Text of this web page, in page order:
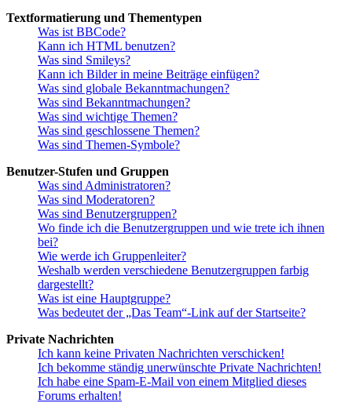
Textformatierung und Thementypen
Was ist BBCode?
Kann ich HTML benutzen?
Was sind Smileys?
Kann ich Bilder in meine Beiträge einfügen?
Was sind globale Bekanntmachungen?
Was sind Bekanntmachungen?
Was sind wichtige Themen?
Was sind geschlossene Themen?
Was sind Themen-Symbole?
Benutzer-Stufen und Gruppen
Was sind Administratoren?
Was sind Moderatoren?
Was sind Benutzergruppen?
Wo finde ich die Benutzergruppen und wie trete ich ihnen
bei?
Wie werde ich Gruppenleiter?
Weshalb werden verschiedene Benutzergruppen farbig
dargestellt?
Was ist eine Hauptgruppe?
Was bedeutet der „Das Team“-Link auf der Startseite?
Private Nachrichten
Ich kann keine Privaten Nachrichten verschicken!
Ich bekomme ständig unerwünschte Private Nachrichten!
Ich habe eine Spam-E-Mail von einem Mitglied dieses
Forums erhalten!